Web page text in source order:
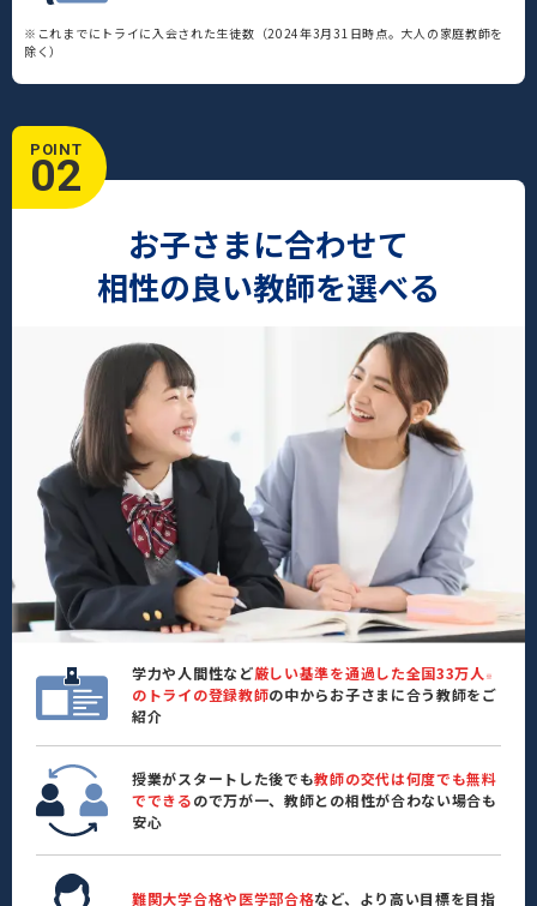
※これまでにトライに入会された生徒数（2024年3月31日時点。大人の家庭教師を
除く）
POINT
02
お子さまに合わせて
相性の良い教師を選べる
学力や人間性など厳しい基準を通過した全国33万人 ※
のトライの登録教師の中からお子さまに合う教師をご
紹介
授業がスタートした後でも教師の交代は何度でも無料
でできるので万が一、教師との相性が合わない場合も
安心
難関大学合格や医学部合格など、より高い目標を目指